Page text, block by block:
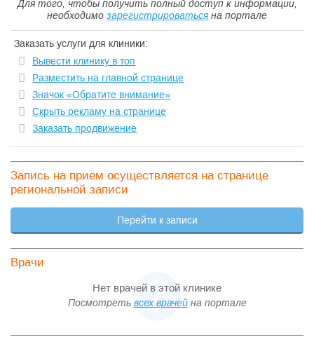
Для того, чтобы получить полный доступ к информации,
необходимо зарегистрироватьсяна портале
Заказать услуги для клиники:
Вывести клинику в топ
Разместить на главной странице
Значок «Обратите внимание»
Скрыть рекламу на странице
Заказать продвижение
Запись на прием осуществляется на странице
региональной записи
Перейти к записи
Врачи
Нет врачей в этой клинике
Посмотреть всех врачейна портале